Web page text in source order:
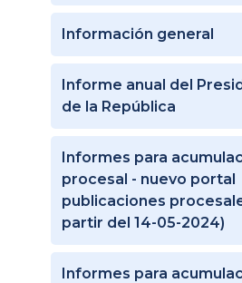
Información general
Informe anual del
de la República
Informes para
procesal - nuevo portal
publicaciones
partir del 14-05-2024)
Informes para